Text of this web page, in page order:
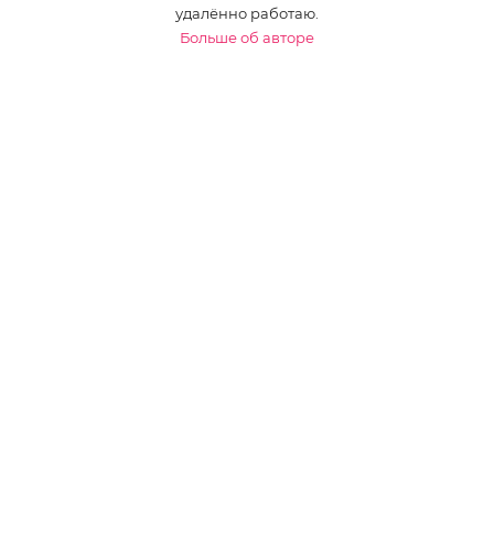
удалённо работаю.
Больше об авторе